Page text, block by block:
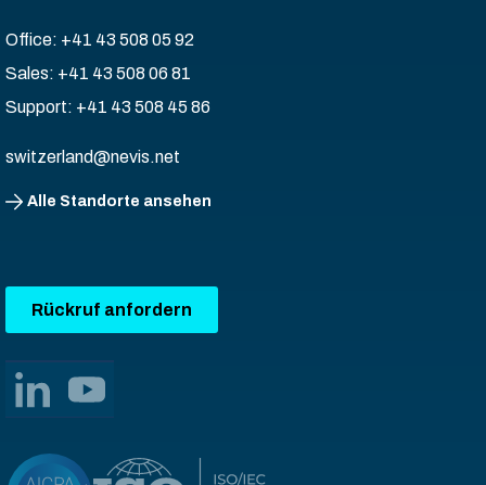
Office: +41 43 508 05 92
Sales: +41 43 508 06 81
Support: +41 43 508 45 86
switzerland@nevis.net
Alle Standorte ansehen
Rückruf anfordern